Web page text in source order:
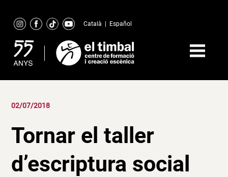
content
Català Español
02/07/2018
Tornar el taller
d’escriptura social